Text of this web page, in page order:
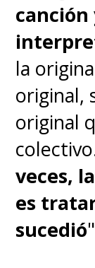
canción
la
original,
original
veces,
es
sucedió